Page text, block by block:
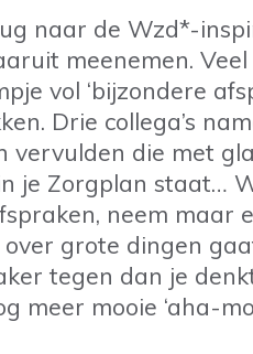
naar de Wzd*-
meenemen. Veel
vol ‘bijzondere
Drie collega’s
die met
je Zorgplan staat…
neem maar
grote dingen
tegen dan je
meer mooie ‘aha-